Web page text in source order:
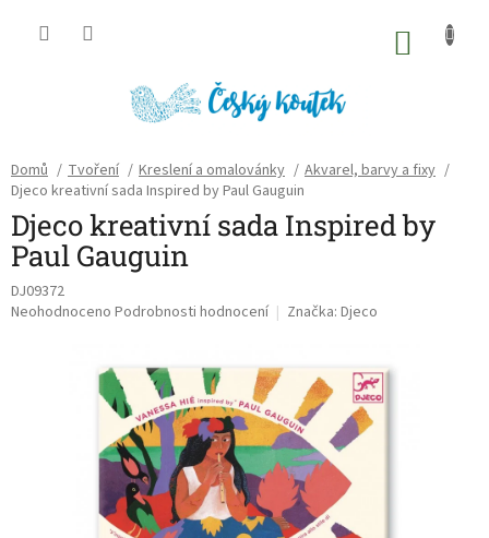
Domů / Tvoření / Kreslení a omalovánky / Akvarel, barvy a fixy /
Djeco kreativní sada Inspired by Paul Gauguin
Djeco kreativní sada Inspired by
Paul Gauguin
DJ09372
Průměrné
Neohodnoceno Podrobnosti hodnocení Značka: Djeco